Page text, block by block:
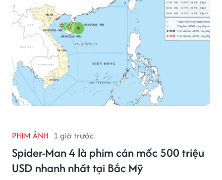
PHIM ẢNH 1 giờ trước
Spider-Man 4 là phim cán mốc 500 triệu
USD nhanh nhất tại Bắc Mỹ